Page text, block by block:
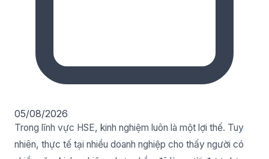
05/08/2026
Trong lĩnh vực HSE, kinh nghiệm luôn là một lợi thế. Tuy
nhiên, thực tế tại nhiều doanh nghiệp cho thấy người có